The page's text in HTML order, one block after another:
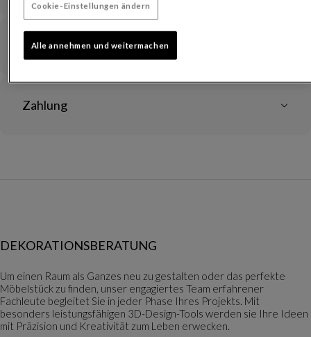
Lieferzeiten und Versand
Zahlung
DEKORATIONSBERATUNG
Um einen Raum als Ganzes neu zu gestalten oder das perfekte
Möbelstück zu finden, unser engagiertes Team erfahrener
Fachleute begleitet Sie in jeder Phase Ihres Projekts. Mit
besonders leistungsfähigen 3D-Design-Tools werden sie Ihre Ideen
mit Präzision und Kreativität zum Leben erwecken.
Cookie-Einstellungen ändern
Alle annehmen und weitermachen